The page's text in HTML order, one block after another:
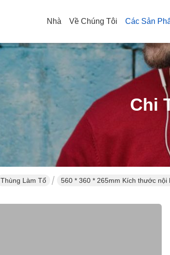
Nhà Về Chúng Tôi Các Sản
Chi
Thùng Làm Tổ 560 * 360 * 265mm Kích thước